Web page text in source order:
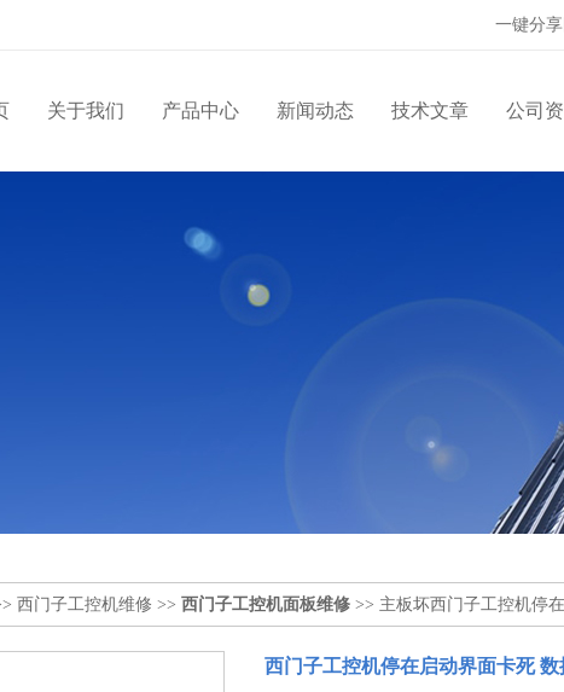
一键分享
关于我们 产品中心 新闻动态 技术文章 公司
西门子工控机维修 >> 西门子工控机面板维修 >> 主板坏西门子工控机停
西门子工控机停在启动界面卡死 数